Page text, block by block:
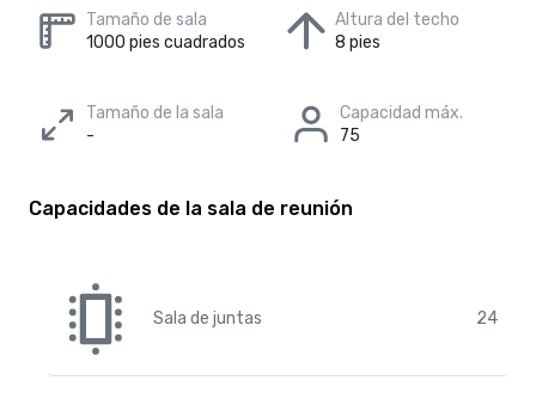
Tamaño de sala
1000 pies cuadrados
Altura del techo
8 pies
Tamaño de la sala
-
Capacidad máx.
75
Capacidades de la sala de reunión
Sala de juntas 24